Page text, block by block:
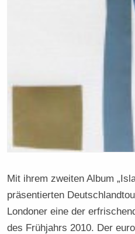
Mit ihrem zweiten Album
präsentierten
Londoner eine der
des Frühjahrs 2010. Der